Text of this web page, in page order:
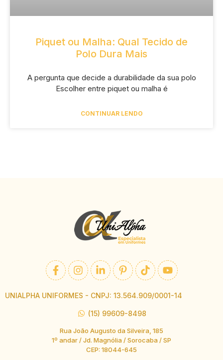
Piquet ou Malha: Qual Tecido de
Polo Dura Mais
A pergunta que decide a durabilidade da sua polo
Escolher entre piquet ou malha é
CONTINUAR LENDO
UNIALPHA UNIFORMES - CNPJ: 13.564.909/0001-14
(15) 99609-8498
Rua João Augusto da Silveira, 185
1º andar / Jd. Magnólia / Sorocaba / SP
CEP: 18044-645